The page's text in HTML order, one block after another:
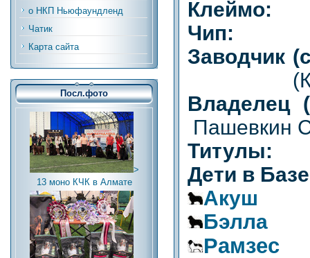
о НКП Ньюфаундленд
Чатик
Карта сайта
Посл.фото
>
13 моно КЧК в Алмате
Клеймо:
Чип:
Заводчик
(КЗ,
Владелец
Пашевкин
Титулы:
Дети в
Акуш
Бэлла
Рамзес